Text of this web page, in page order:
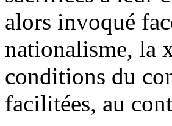
alors invoqué
nationalisme, la
conditions du
facilitées, au